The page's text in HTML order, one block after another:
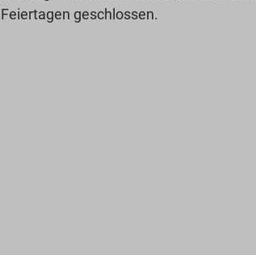
Feiertagen geschlossen.